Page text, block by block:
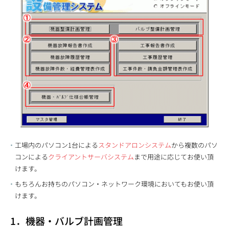
工場内のパソコン1台によるスタンドアロンシステムから複数のパソ
コンによる クライアントサーバシステムまで用途に応じてお使い頂
けます。
もちろんお持ちのパソコン・ネットワーク環境においてもお使い頂
けます。
1．機器・バルブ計画管理